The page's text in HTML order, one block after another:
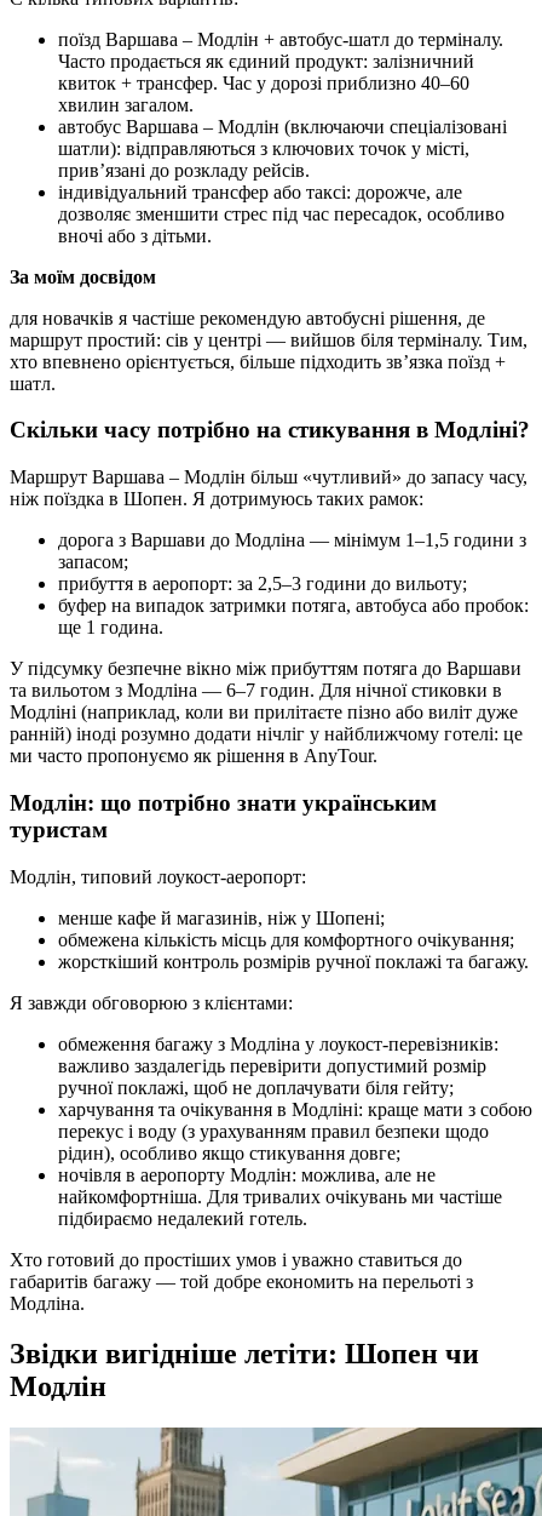
поїзд Варшава – Модлін + автобус-шатл до терміналу.
Часто продається як єдиний продукт: залізничний
квиток + трансфер. Час у дорозі приблизно 40–60
хвилин загалом.
автобус Варшава – Модлін (включаючи спеціалізовані
шатли): відправляються з ключових точок у місті,
прив’язані до розкладу рейсів.
індивідуальний трансфер або таксі: дорожче, але
дозволяє зменшити стрес під час пересадок, особливо
вночі або з дітьми.
За моїм досвідом
для новачків я частіше рекомендую автобусні рішення, де
маршрут простий: сів у центрі — вийшов біля терміналу. Тим,
хто впевнено орієнтується, більше підходить зв’язка поїзд +
шатл.
Скільки часу потрібно на стикування в Модліні?
Маршрут Варшава – Модлін більш «чутливий» до запасу часу,
ніж поїздка в Шопен. Я дотримуюсь таких рамок:
дорога з Варшави до Модліна — мінімум 1–1,5 години з
запасом;
прибуття в аеропорт: за 2,5–3 години до вильоту;
буфер на випадок затримки потяга, автобуса або пробок:
ще 1 година.
У підсумку безпечне вікно між прибуттям потяга до Варшави
та вильотом з Модліна — 6–7 годин. Для нічної стиковки в
Модліні (наприклад, коли ви прилітаєте пізно або виліт дуже
ранній) іноді розумно додати нічліг у найближчому готелі: це
ми часто пропонуємо як рішення в AnyTour.
Модлін: що потрібно знати українським
туристам
Модлін, типовий лоукост-аеропорт:
менше кафе й магазинів, ніж у Шопені;
обмежена кількість місць для комфортного очікування;
жорсткіший контроль розмірів ручної поклажі та багажу.
Я завжди обговорюю з клієнтами:
обмеження багажу з Модліна у лоукост-перевізників:
важливо заздалегідь перевірити допустимий розмір
ручної поклажі, щоб не доплачувати біля гейту;
харчування та очікування в Модліні: краще мати з собою
перекус і воду (з урахуванням правил безпеки щодо
рідин), особливо якщо стикування довге;
ночівля в аеропорту Модлін: можлива, але не
найкомфортніша. Для тривалих очікувань ми частіше
підбираємо недалекий готель.
Хто готовий до простіших умов і уважно ставиться до
габаритів багажу — той добре економить на перельоті з
Модліна.
Звідки вигідніше летіти: Шопен чи
Модлін